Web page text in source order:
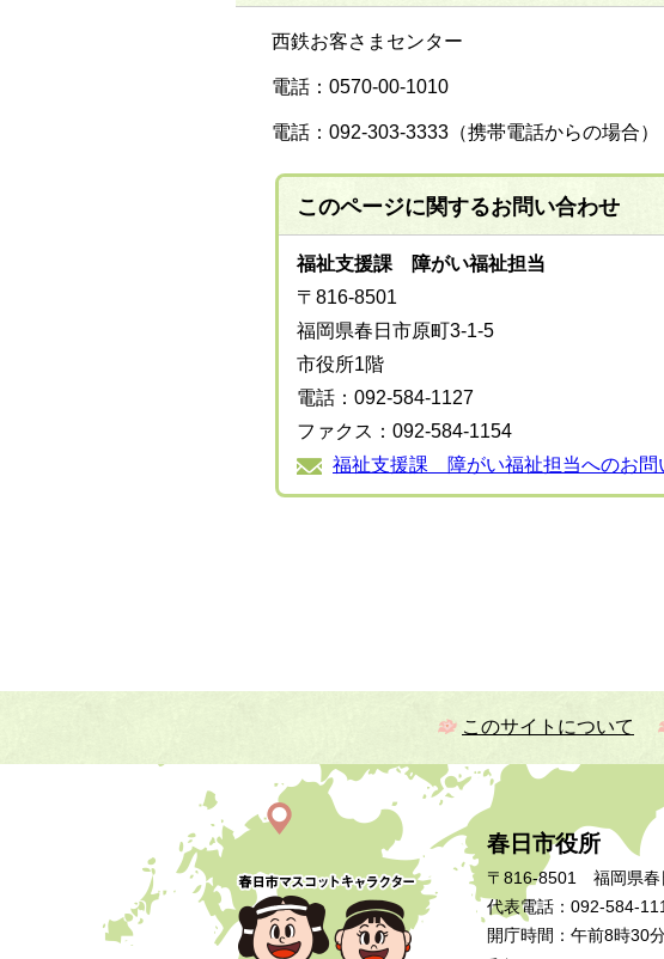
西鉄お客さまセンター
電話：0570-00-1010
電話：092-303-3333（携帯電話からの場合）
このページに関するお問い合わせ
福祉支援課 障がい福祉担当
〒816-8501
福岡県春日市原町3-1-5
市役所1階
電話：092-584-1127
ファクス：092-584-1154
福祉支援課 障がい福祉担当へのお問
このサイトについて
春日市役所
〒816-8501 福岡県春
代表電話：092-584-
開庁時間：午前8時30